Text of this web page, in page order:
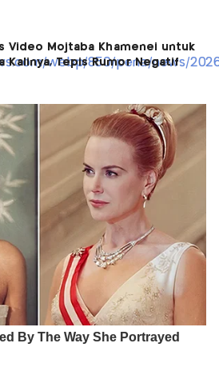
Video Mojtaba Khamenei untuk
Kalinya, Tepis Rumor Negatif